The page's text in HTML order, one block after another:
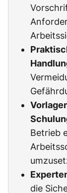
Betrieb
die